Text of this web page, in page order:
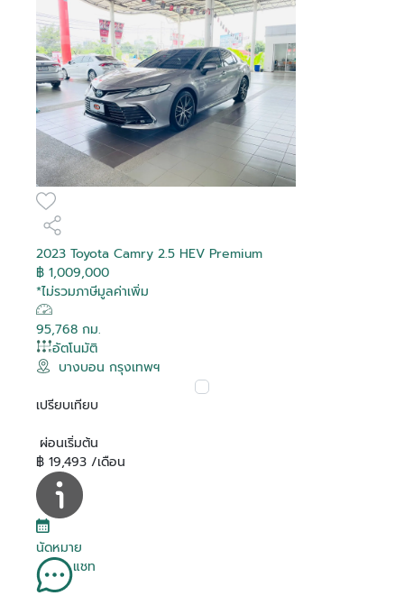
2023 Toyota Camry 2.5 HEV Premium
฿ 1,009,000
*ไม่รวมภาษีมูลค่าเพิ่ม
95,768 กม.
อัตโนมัติ
บางบอน กรุงเทพฯ
เปรียบเทียบ
ผ่อนเริ่มต้น
฿ 19,493 /เดือน
นัดหมาย
แชท